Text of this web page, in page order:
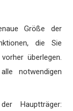
Größe der
die Sie
überlegen.
notwendigen
Hauptträger: